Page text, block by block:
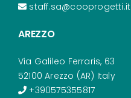
staff.sa@cooprogetti.it
AREZZO
Via Galileo Ferraris, 63
52100 Arezzo (AR) Italy
+390575355817